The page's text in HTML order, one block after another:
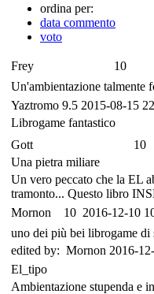
ordina per:
data commento
voto
Frey 10
Un'ambientazione talmente
Yaztromo 9.5 2015-08-15
Librogame fantastico
Gott
10
Una pietra miliare
Un vero peccato che la EL
tramonto... Questo libro
Mornon
10 2016-12-10
uno dei più bei librogame di
edited by: Mornon 2016-
El_tipo
Ambientazione stupenda e